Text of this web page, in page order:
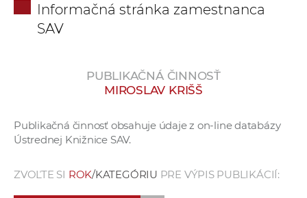
á
p
c
Informačná stránka zamestnanca
SAV
PUBLIKAČNÁ ČINNOSŤ
MIROSLAV KRIŠŠ
Publikačná činnosť obsahuje údaje z on-line databázy
Ústrednej Knižnice SAV.
ZVOĽTE SI ROK/KATEGÓRIU PRE VÝPIS PUBLIKÁCIÍ: